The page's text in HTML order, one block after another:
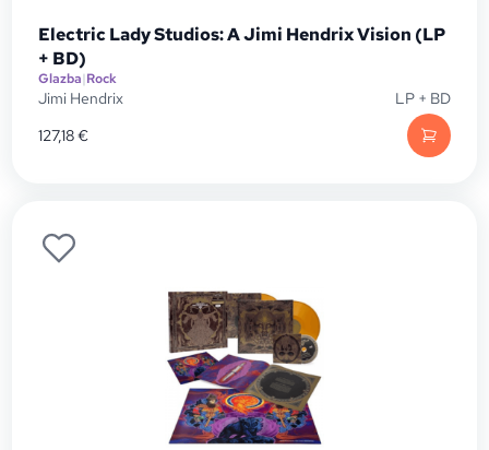
Electric Lady Studios: A Jimi Hendrix Vision (LP
+ BD)
Glazba|Rock
Jimi Hendrix
LP + BD
127,18€